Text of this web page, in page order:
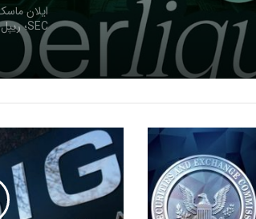
ایلان
SEC؛ ریپل در کانون توجه بازار قرار گرفت!
معاملات!
درخواست
ناکس؛
می‌شود؟
گ
ن